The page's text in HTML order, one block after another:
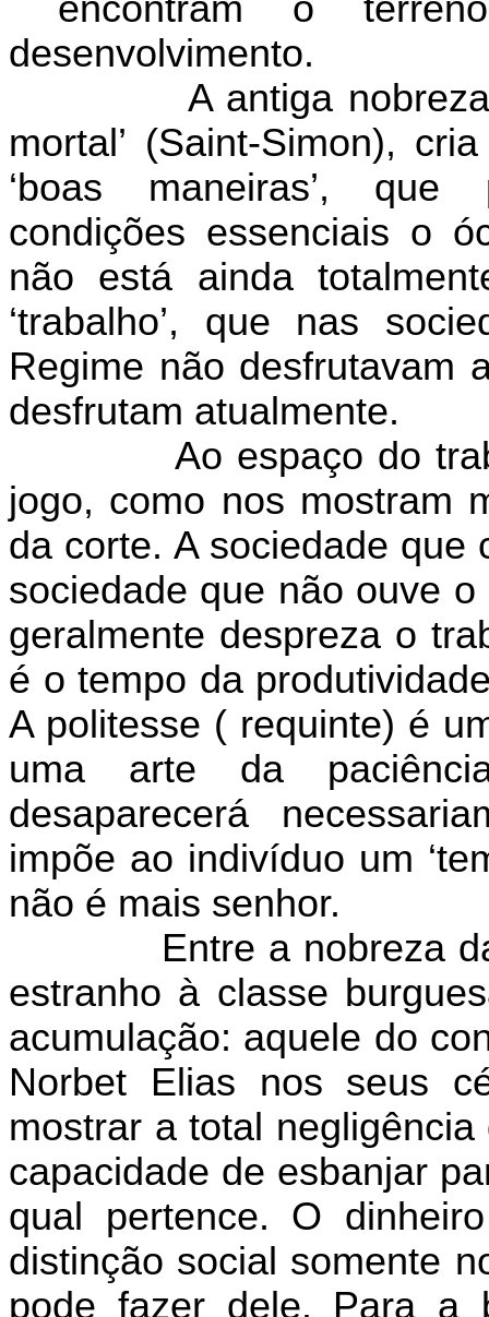
encontram o
desenvolvimento.
A antiga
mortal’ (Saint-Simon),
‘boas maneiras’, que
condições essenciais o
não está ainda
‘trabalho’, que nas
Regime não desfrutavam
desfrutam atualmente.
Ao espaço do
jogo, como nos mostram
da corte. A sociedade
sociedade que não ouve
geralmente despreza o
é o tempo da
A politesse ( requinte) é
uma arte da
desaparecerá
impõe ao indivíduo um
não é mais senhor.
Entre a nobreza
estranho à classe
acumulação: aquele do
Norbet Elias nos seus
mostrar a total
capacidade de esbanjar
qual pertence. O
distinção social somente
pode fazer dele. Para a